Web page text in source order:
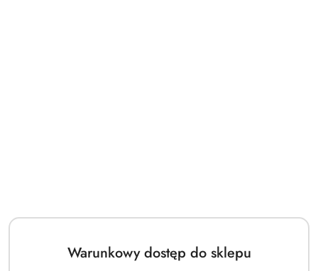
Warunkowy dostęp do sklepu